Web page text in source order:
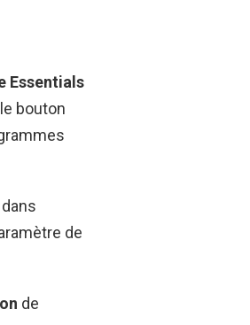
Essentials
bouton
de
de